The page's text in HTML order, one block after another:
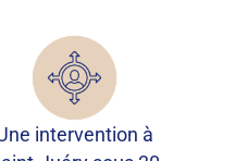
intervention à